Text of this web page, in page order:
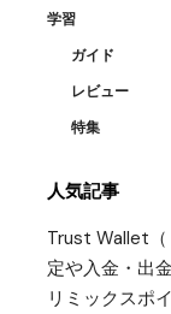
学習
ガイド
レビュー
特集
人気記事
Trust Wallet（
定や入金・出
リミックスポ